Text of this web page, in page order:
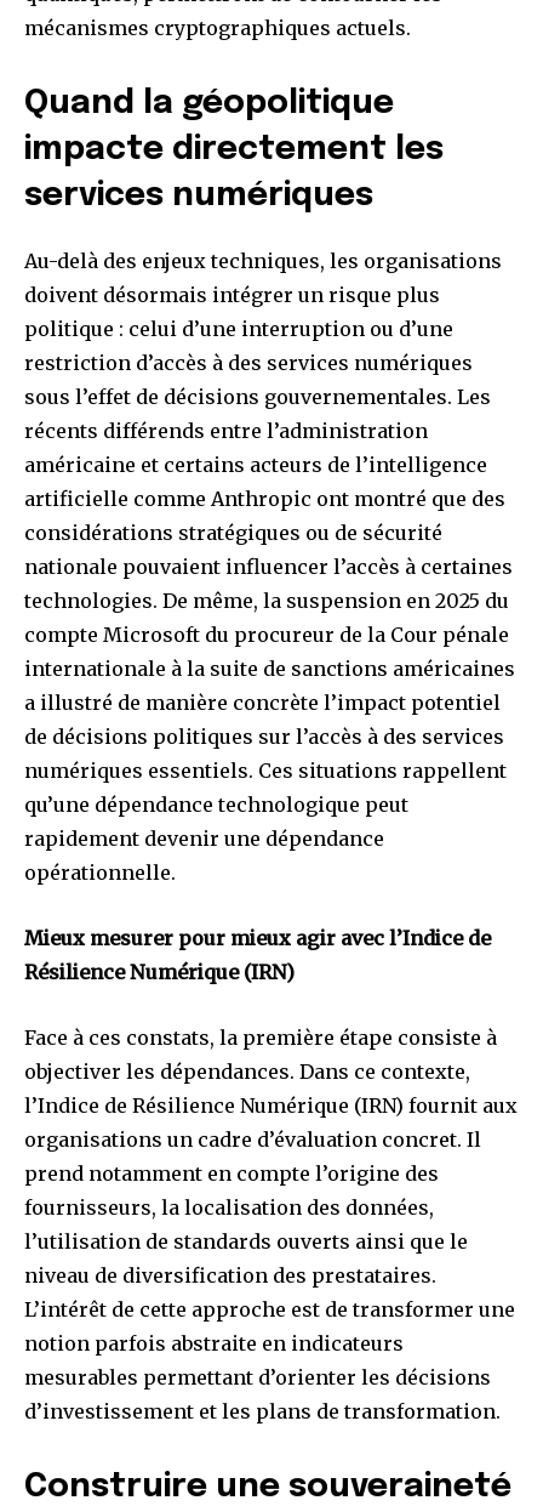
mécanismes cryptographiques actuels.
Quand la géopolitique
impacte directement les
services numériques
Au-delà des enjeux techniques, les organisations
doivent désormais intégrer un risque plus
politique : celui d’une interruption ou d’une
restriction d’accès à des services numériques
sous l’effet de décisions gouvernementales. Les
récents différends entre l’administration
américaine et certains acteurs de l’intelligence
artificielle comme Anthropic ont montré que des
considérations stratégiques ou de sécurité
nationale pouvaient influencer l’accès à certaines
technologies. De même, la suspension en 2025 du
compte Microsoft du procureur de la Cour pénale
internationale à la suite de sanctions américaines
a illustré de manière concrète l’impact potentiel
de décisions politiques sur l’accès à des services
numériques essentiels. Ces situations rappellent
qu’une dépendance technologique peut
rapidement devenir une dépendance
opérationnelle.
Mieux mesurer pour mieux agir avec l’Indice de
Résilience Numérique (IRN)
Face à ces constats, la première étape consiste à
objectiver les dépendances. Dans ce contexte,
l’Indice de Résilience Numérique (IRN) fournit aux
organisations un cadre d’évaluation concret. Il
prend notamment en compte l’origine des
fournisseurs, la localisation des données,
l’utilisation de standards ouverts ainsi que le
niveau de diversification des prestataires.
L’intérêt de cette approche est de transformer une
notion parfois abstraite en indicateurs
mesurables permettant d’orienter les décisions
d’investissement et les plans de transformation.
Construire une souveraineté